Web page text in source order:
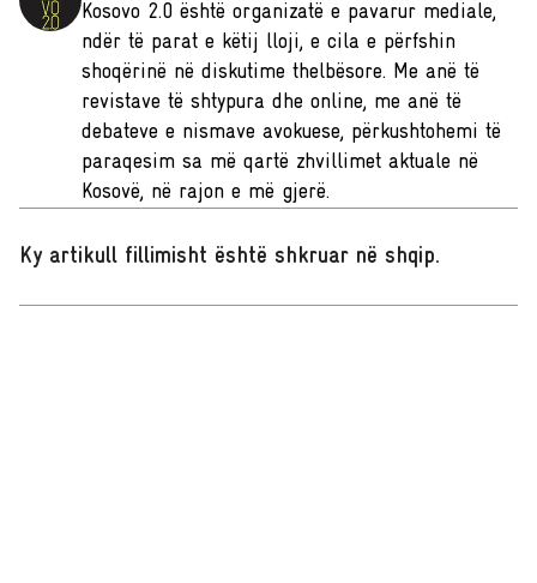
Kosovo 2.0 është organizatë e pavarur mediale,
ndër të parat e këtij lloji, e cila e përfshin
shoqërinë në diskutime thelbësore. Me anë të
revistave të shtypura dhe online, me anë të
debateve e nismave avokuese, përkushtohemi të
paraqesim sa më qartë zhvillimet aktuale në
Kosovë, në rajon e më gjerë.
Ky artikull fillimisht është shkruar në shqip.